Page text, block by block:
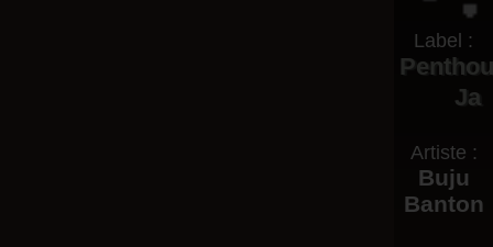
Label :
Ja
Artiste :
Buju
Banton